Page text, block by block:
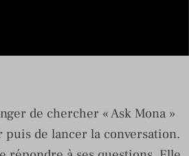
de chercher « Ask Mona »
de lancer la conversation.